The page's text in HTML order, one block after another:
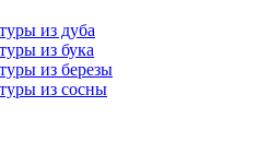
из дуба
из бука
из березы
из сосны